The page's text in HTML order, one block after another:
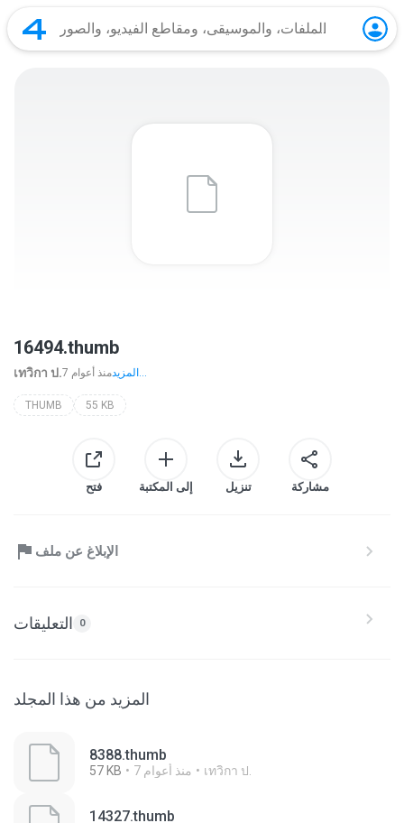
16494.thumb
เทวิกา ป. 7 منذ أعوام المزيد...
THUMB 55 KB
فتح إلى المكتبة تنزيل مشاركة
الإبلاغ عن ملف
التعليقات 0
المزيد من هذا المجلد
8388.thumb
57 KB 7 منذ أعوام เทวิกา ป.
14327.thumb